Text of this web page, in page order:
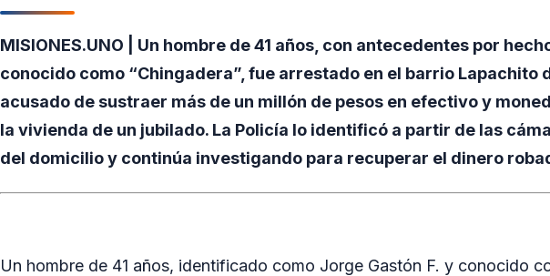
MISIONES.UNO | Un hombre de 41 años, con antecedentes por
conocido como “Chingadera”, fue arrestado en el barrio Lapachito
acusado de sustraer más de un millón de pesos en efectivo y
la vivienda de un jubilado. La Policía lo identificó a partir de las
del domicilio y continúa investigando para recuperar el dinero
Un hombre de 41 años, identificado como Jorge Gastón F. y conocido